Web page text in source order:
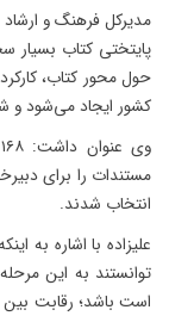
مدیرکل فرهنگ و
پایتختی کتاب
حول محور کتاب،
کشور ایجاد می‌شود و
مستندات را برای
انتخاب شدند.
علیزاده با اشاره به
توانستند به این
است باشد؛ رقابت بین